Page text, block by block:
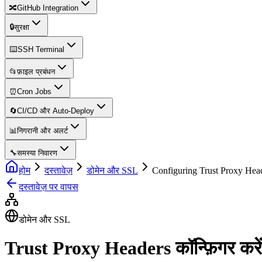
🔀GitHub Integration
🔒सुरक्षा
⌨️SSH Terminal
📂फ़ाइल प्रबंधन
⏰Cron Jobs
🔄CI/CD और Auto-Deploy
📊निगरानी और अलर्ट
🔧समस्या निवारण
होम दस्तावेज़ डोमेन और SSL
Configuring Trust Proxy
दस्तावेज़ पर वापस
डोमेन और SSL
Trust Proxy Headers कॉन्फ़िगर करें